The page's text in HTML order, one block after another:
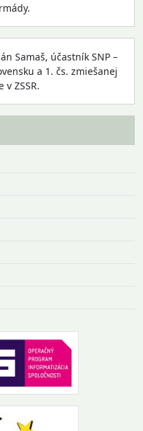
Samaš, účastník SNP –
a 1. čs. zmiešanej
v ZSSR.